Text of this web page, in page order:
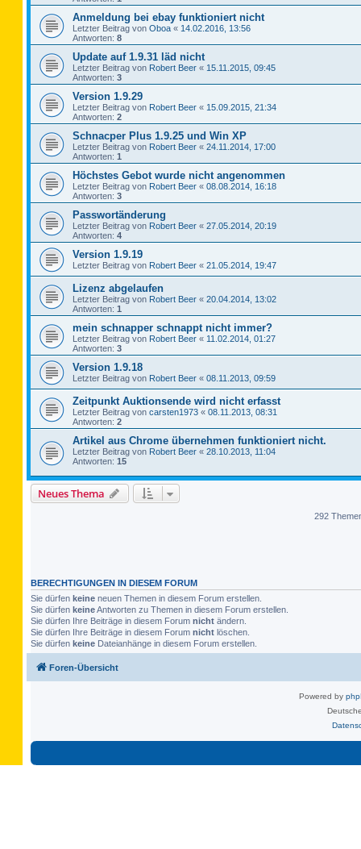
Anmeldung bei ebay funktioniert nicht
Letzter Beitrag von Oboa « 14.02.2016, 13:56
Antworten: 8
Update auf 1.9.31 läd nicht
Letzter Beitrag von Robert Beer « 15.11.2015, 09:45
Antworten: 3
Version 1.9.29
Letzter Beitrag von Robert Beer « 15.09.2015, 21:34
Antworten: 2
Schnacper Plus 1.9.25 und Win XP
Letzter Beitrag von Robert Beer « 24.11.2014, 17:00
Antworten: 1
Höchstes Gebot wurde nicht angenommen
Letzter Beitrag von Robert Beer « 08.08.2014, 16:18
Antworten: 3
Passwortänderung
Letzter Beitrag von Robert Beer « 27.05.2014, 20:19
Antworten: 4
Version 1.9.19
Letzter Beitrag von Robert Beer « 21.05.2014, 19:47
Lizenz abgelaufen
Letzter Beitrag von Robert Beer « 20.04.2014, 13:02
Antworten: 1
mein schnapper schnappt nicht immer?
Letzter Beitrag von Robert Beer « 11.02.2014, 01:27
Antworten: 3
Version 1.9.18
Letzter Beitrag von Robert Beer « 08.11.2013, 09:59
Zeitpunkt Auktionsende wird nicht erfasst
Letzter Beitrag von carsten1973 « 08.11.2013, 08:31
Antworten: 2
Artikel aus Chrome übernehmen funktioniert nicht.
Letzter Beitrag von Robert Beer « 28.10.2013, 11:04
Antworten: 15
Neues Thema
292
BERECHTIGUNGEN IN DIESEM FORUM
Sie dürfen keine neuen Themen in diesem Forum erstellen.
Sie dürfen keineAntworten zu Themen in diesem Forum erstellen.
Sie dürfen Ihre Beiträge in diesem Forum nicht ändern.
Sie dürfen Ihre Beiträge in diesem Forum nicht löschen.
Sie dürfen keine Dateianhänge in diesem Forum erstellen.
Foren-Übersicht
Powered by